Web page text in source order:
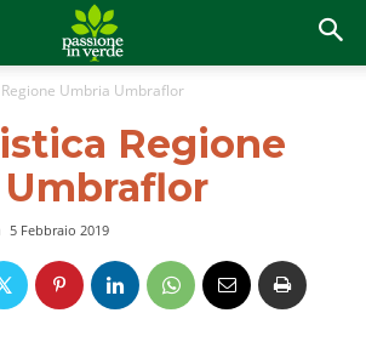
Umbria Umbraflor
Regione
5 Febbraio 2019